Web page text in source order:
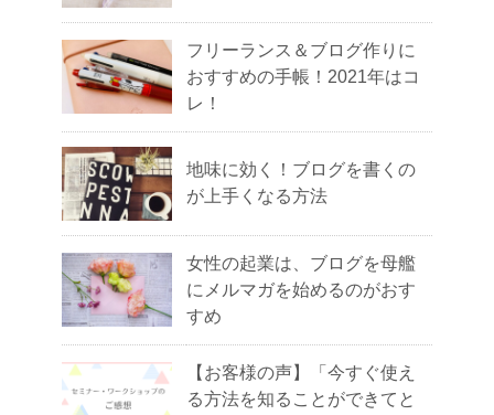
フリーランス＆ブログ作りに
おすすめの手帳！2021年はコ
レ！
地味に効く！ブログを書くの
が上手くなる方法
女性の起業は、ブログを母艦
にメルマガを始めるのがおす
すめ
【お客様の声】「今すぐ使え
る方法を知ることができてと